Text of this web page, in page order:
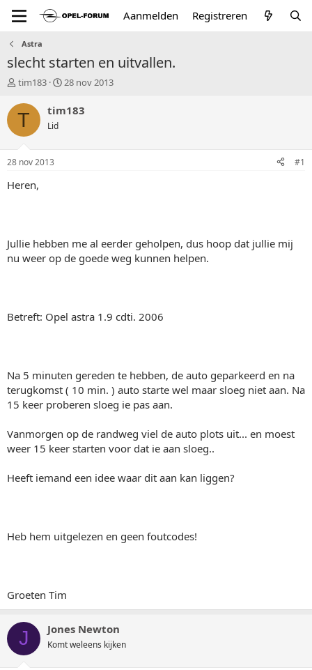
Aanmelden Registreren
Astra
slecht starten en uitvallen.
T
p
i
a
r
tim183
S
a
28 nov 2013
T tim183
Lid
28 nov 2013 #1
Heren,
Jullie hebben me al eerder geholpen, dus hoop dat jullie mij
nu weer op de goede weg kunnen helpen.
Betreft: Opel astra 1.9 cdti. 2006
Na 5 minuten gereden te hebben, de auto geparkeerd en na
terugkomst ( 10 min. ) auto starte wel maar sloeg niet aan. Na
15 keer proberen sloeg ie pas aan.
Vanmorgen op de randweg viel de auto plots uit... en moest
weer 15 keer starten voor dat ie aan sloeg..
Heeft iemand een idee waar dit aan kan liggen?
Heb hem uitgelezen en geen foutcodes!
Groeten Tim
J Jones Newton
Komt weleens kijken